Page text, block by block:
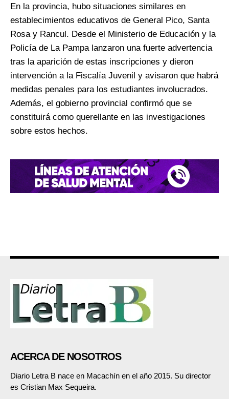
En la provincia, hubo situaciones similares en
establecimientos educativos de General Pico, Santa
Rosa y Rancul. Desde el Ministerio de Educación y la
Policía de La Pampa lanzaron una fuerte advertencia
tras la aparición de estas inscripciones y dieron
intervención a la Fiscalía Juvenil y avisaron que habrá
medidas penales para los estudiantes involucrados.
Además, el gobierno provincial confirmó que se
constituirá como querellante en las investigaciones
sobre estos hechos.
ACERCA DE NOSOTROS
Diario Letra B nace en Macachín en el año 2015. Su director
es Cristian Max Sequeira.